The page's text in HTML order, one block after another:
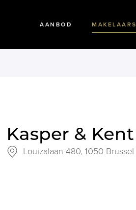
AANBOD MAKELAARS
Kasper & Kent
Louizalaan 480, 1050 Brussel